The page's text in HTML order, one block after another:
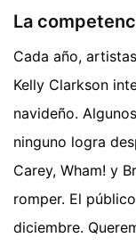
La
Cada año,
Kelly Clarkson
navideño.
ninguno logra
Carey, Wham! y
romper. El
diciembre.